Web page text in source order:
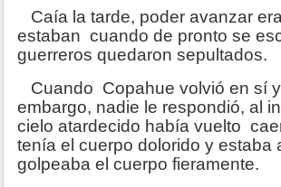
Caía la tarde, poder avanzar
estaban cuando de pronto se
guerreros quedaron sepultados.
Cuando Copahue volvió en sí
embargo, nadie le respondió, al
cielo atardecido había vuelto
tenía el cuerpo dolorido y estaba
golpeaba el cuerpo fieramente.